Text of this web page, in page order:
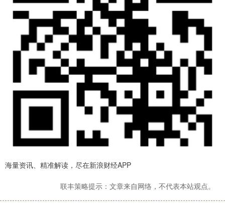
海量资讯、精准解读，尽在新浪财经APP
联丰策略提示：文章来自网络，不代表本站观点。